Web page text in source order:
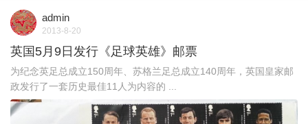
admin
2013-8-20
英国5月9日发行《足球英雄》邮票
为纪念英足总成立150周年、苏格兰足总成立140周年，英国皇家邮
政发行了一套历史最佳11人为内容的 ...